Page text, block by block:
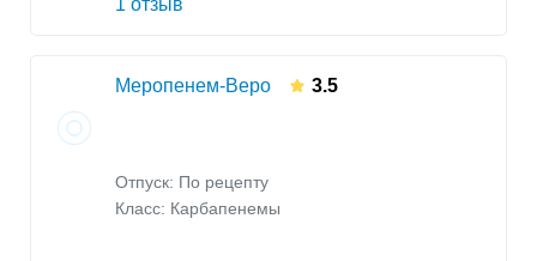
1 отзыв
Меропенем-Веро 3.5
Отпуск: По рецепту
Класс: Карбапенемы